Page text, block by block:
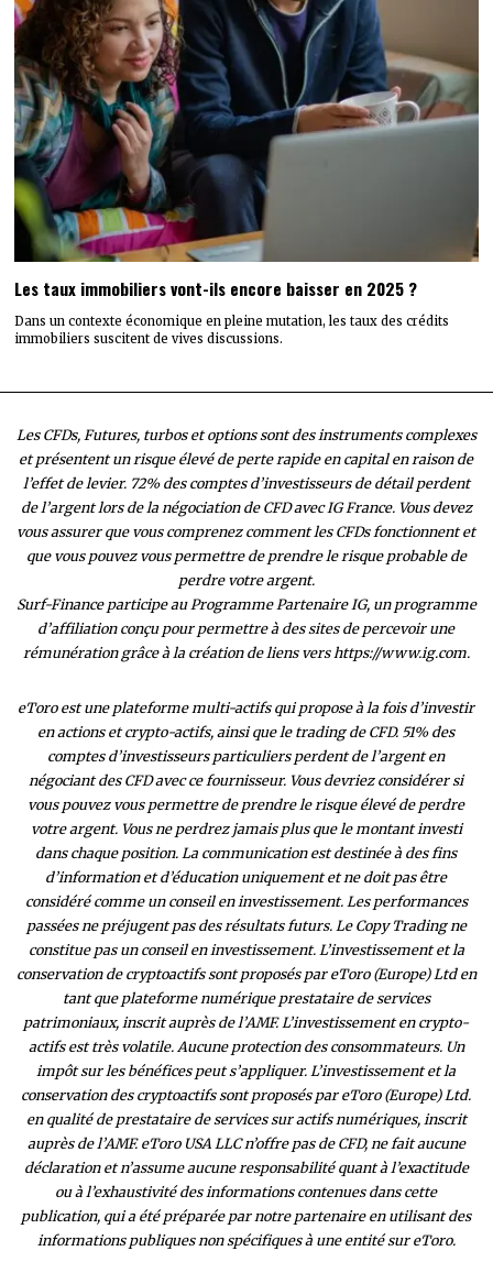
Les taux immobiliers vont-ils encore baisser en 2025 ?
Dans un contexte économique en pleine mutation, les taux des crédits
immobiliers suscitent de vives discussions.
Les CFDs, Futures, turbos et options sont des instruments complexes
et présentent un risque élevé de perte rapide en capital en raison de
l’effet de levier. 72% des comptes d’investisseurs de détail perdent
de l’argent lors de la négociation de CFD avec IG France. Vous devez
vous assurer que vous comprenez comment les CFDs fonctionnent et
que vous pouvez vous permettre de prendre le risque probable de
perdre votre argent.
Surf-Finance participe au Programme Partenaire IG, un programme
d’affiliation conçu pour permettre à des sites de percevoir une
rémunération grâce à la création de liens vers https://www.ig.com.
eToro est une plateforme multi-actifs qui propose à la fois d’investir
en actions et crypto-actifs, ainsi que le trading de CFD. 51% des
comptes d’investisseurs particuliers perdent de l’argent en
négociant des CFD avec ce fournisseur. Vous devriez considérer si
vous pouvez vous permettre de prendre le risque élevé de perdre
votre argent. Vous ne perdrez jamais plus que le montant investi
dans chaque position. La communication est destinée à des fins
d’information et d’éducation uniquement et ne doit pas être
considéré comme un conseil en investissement. Les performances
passées ne préjugent pas des résultats futurs. Le Copy Trading ne
constitue pas un conseil en investissement. L’investissement et la
conservation de cryptoactifs sont proposés par eToro (Europe) Ltd en
tant que plateforme numérique prestataire de services
patrimoniaux, inscrit auprès de l’AMF. L’investissement en crypto-
actifs est très volatile. Aucune protection des consommateurs. Un
impôt sur les bénéfices peut s’appliquer. L’investissement et la
conservation des cryptoactifs sont proposés par eToro (Europe) Ltd.
en qualité de prestataire de services sur actifs numériques, inscrit
auprès de l’AMF. eToro USA LLC n’offre pas de CFD, ne fait aucune
déclaration et n’assume aucune responsabilité quant à l’exactitude
ou à l’exhaustivité des informations contenues dans cette
publication, qui a été préparée par notre partenaire en utilisant des
informations publiques non spécifiques à une entité sur eToro.